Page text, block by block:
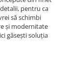
pentru ca
să schimbi
şi modernitate
găseşti soluţia